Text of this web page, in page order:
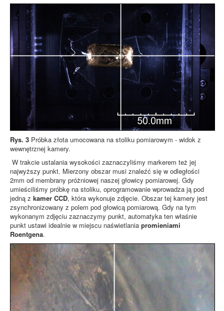
Rys. 3 Próbka złota umocowana na stoliku pomiarowym - widok z
wewnętrznej kamery.
W trakcie ustalania wysokości zaznaczyliśmy markerem też jej
najwyższy punkt. Mierzony obszar musi znaleźć się w odległości
2mm od membrany próżniowej naszej głowicy pomiarowej. Gdy
umieściliśmy próbkę na stoliku, oprogramowanie wprowadza ją pod
jedną z kamer CCD, która wykonuje zdjęcie. Obszar tej kamery jest
zsynchronizowany z polem pod głowicą pomiarową. Gdy na tym
wykonanym zdjęciu zaznaczymy punkt, automatyka ten właśnie
punkt ustawi idealnie w miejscu naświetlania promieniami
Roentgena.